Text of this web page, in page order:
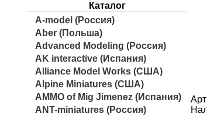
Каталог
A-model (Россия)
Aber (Польша)
Advanced Modeling (Россия)
AK interactive (Испания)
Alliance Model Works (США)
Alpine Miniatures (США)
AMMO of Mig Jimenez (Испания)
ANT-miniatures (Россия)